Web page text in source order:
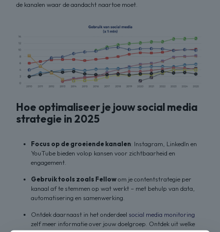
de kanalen waar de aandacht naartoe moet.
Hoe optimaliseer je jouw social media
strategie in 2025
Focus op de groeiende kanalen: Instagram, LinkedIn en
YouTube bieden volop kansen voor zichtbaarheid en
engagement.
Gebruik tools zoals Fellowom je contentstrategie per
kanaal af te stemmen op wat werkt – met behulp van data,
automatisering en samenwerking.
Ontdek daarnaast in het onderdeel social media monitoring
zelf meer informatie over jouw doelgroep. Ontdek uit welke